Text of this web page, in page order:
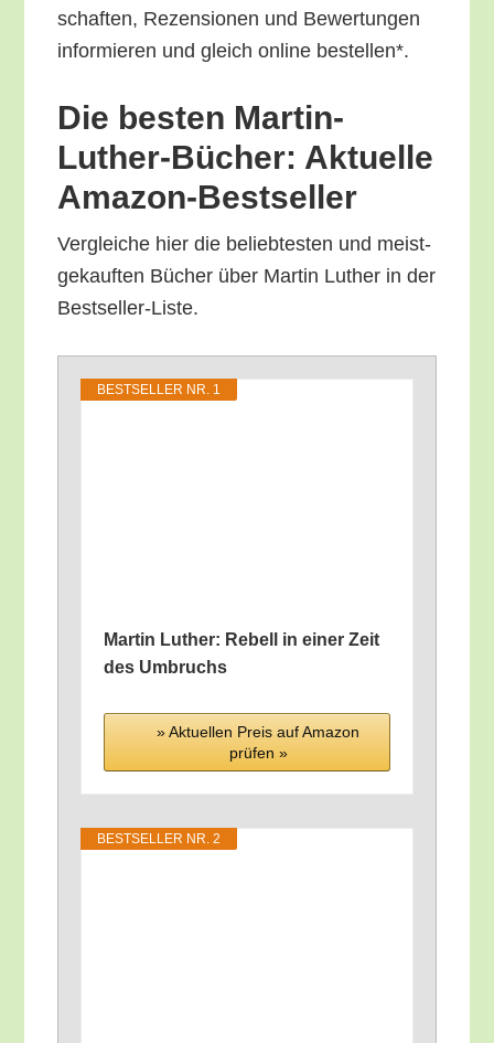
schaf­ten, Rezen­sio­nen und Bewer­tun­gen
infor­mie­ren und gleich online bestellen*.
Die bes­ten Mar­tin-
Luther-Bücher: Aktu­el­le
Amazon-Bestseller
Ver­glei­che hier die belieb­tes­ten und meist­
ge­kauf­ten Bücher über Mar­tin Luther in der
Bestseller-Liste.
BEST­SEL­LER NR. 1
Mar­tin Luther: Rebell in einer Zeit
des Umbruchs
» Aktu­el­len Preis auf Ama­zon
prü­fen »
BEST­SEL­LER NR. 2